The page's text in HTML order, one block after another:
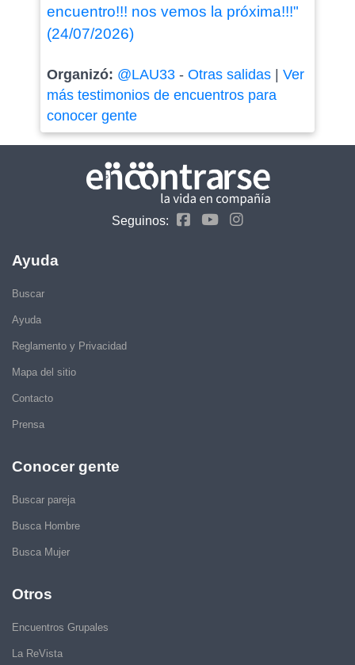
encuentro!!! nos vemos la próxima!!!"
(24/07/2026)
Organizó: @LAU33- Otras salidas| Ver
más testimonios de encuentros para
conocer gente
Seguinos:
Ayuda
Buscar
Ayuda
Reglamento y Privacidad
Mapa del sitio
Contacto
Prensa
Conocer gente
Buscar pareja
Busca Hombre
Busca Mujer
Otros
Encuentros Grupales
La ReVista